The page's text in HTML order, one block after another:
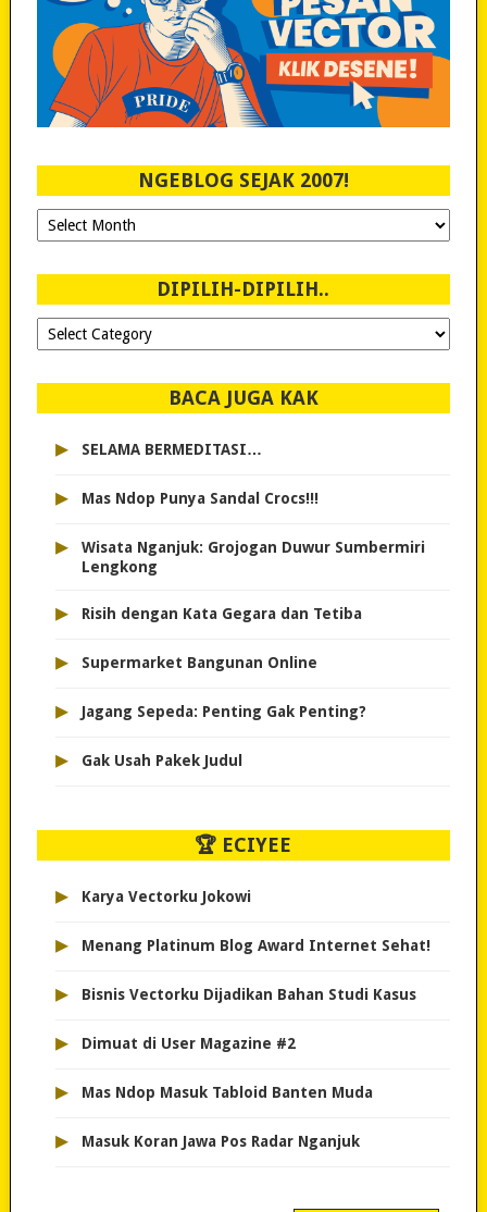
NGEBLOG SEJAK 2007!
Ngeblog
Sejak
DIPILIH-DIPILIH..
Dipilih-
dipilih..
BACA JUGA KAK
▸ SELAMA BERMEDITASI…
▸ Mas Ndop Punya Sandal Crocs!!!
▸
Wisata Nganjuk: Grojogan Duwur Sumbermiri
Lengkong
▸ Risih dengan Kata Gegara dan Tetiba
▸ Supermarket Bangunan Online
▸ Jagang Sepeda: Penting Gak Penting?
▸ Gak Usah Pakek Judul
🏆 ECIYEE
▸ Karya Vectorku Jokowi
▸ Menang Platinum Blog Award Internet Sehat!
▸ Bisnis Vectorku Dijadikan Bahan Studi Kasus
▸ Dimuat di User Magazine #2
▸ Mas Ndop Masuk Tabloid Banten Muda
▸ Masuk Koran Jawa Pos Radar Nganjuk